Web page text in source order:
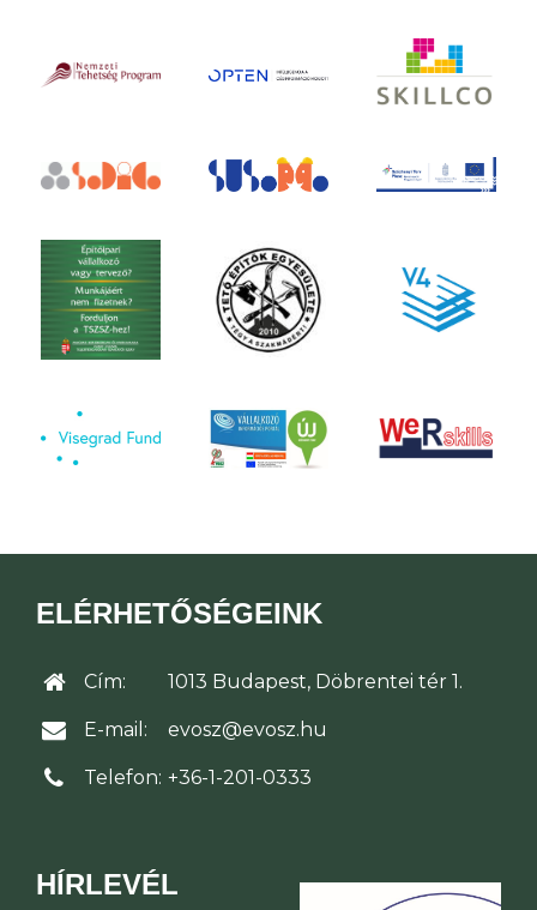
ELÉRHETŐSÉGEINK
Cím: 1013 Budapest, Döbrentei tér 1.
E-mail: evosz@evosz.hu
Telefon: +36-1-201-0333
HÍRLEVÉL